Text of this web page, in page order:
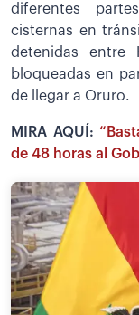
diferentes
cisternas en
detenidas
bloqueadas en
de llegar a Oruro.
MIRA AQUÍ:
de 48 horas al